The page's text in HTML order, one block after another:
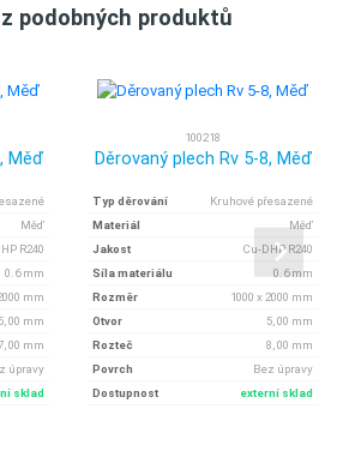
podobných produktů
Měď
Měď
R240
0.6 mm
mm
00 mm
00 mm
úpravy
sklad
100218
Děrovaný plech Rv 5-8, Měď
Typ děrování
Kruhové přesazené
Materiál
Měď
Jakost
Cu-DHP R240
Síla materiálu
0.6 mm
Rozměr
1000 x 2000 mm
Otvor
5, 00 mm
Rozteč
8, 00 mm
Povrch
Bez úpravy
Dostupnost
externí sklad